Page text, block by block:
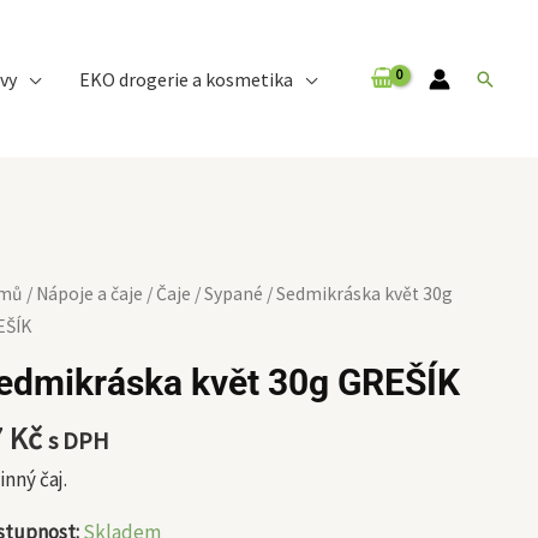
EKO drogerie a kosmetika Hledat
/ Nápoje a čaje / Čaje /Sypané / Sedmikráska květ 30g
květ 30g GREŠÍK
Kčs DPH
čaj.
Skladem